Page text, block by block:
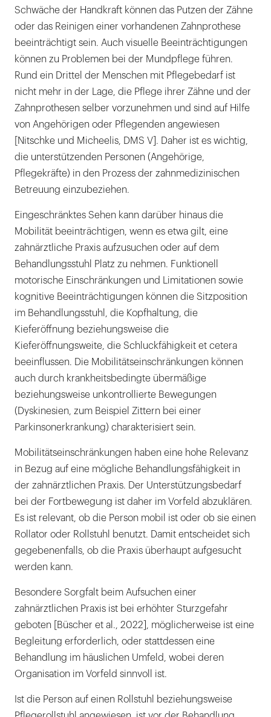
Schwäche der Handkraft können das Putzen der Zähne
oder das Reinigen einer vorhandenen Zahnprothese
beeinträchtigt sein. Auch visuelle Beeinträchtigungen
können zu Problemen bei der Mundpflege führen.
Rund ein Drittel der Menschen mit Pflegebedarf ist
nicht mehr in der Lage, die Pflege ihrer Zähne und der
Zahnprothesen selber vorzunehmen und sind auf Hilfe
von Angehörigen oder Pflegenden angewiesen
[Nitschke und Micheelis, DMS V]. Daher ist es wichtig,
die unterstützenden Personen (Angehörige,
Pflegekräfte) in den Prozess der zahnmedizinischen
Betreuung einzubeziehen.
Eingeschränktes Sehen kann darüber hinaus die
Mobilität beeinträchtigen, wenn es etwa gilt, eine
zahnärztliche Praxis aufzusuchen oder auf dem
Behandlungsstuhl Platz zu nehmen. Funktionell
motorische Einschränkungen und Limitationen sowie
kognitive Beeinträchtigungen können die Sitzposition
im Behandlungsstuhl, die Kopfhaltung, die
Kieferöffnung beziehungsweise die
Kieferöffnungsweite, die Schluckfähigkeit et cetera
beeinflussen. Die Mobilitätseinschränkungen können
auch durch krankheitsbedingte übermäßige
beziehungsweise unkontrollierte Bewegungen
(Dyskinesien, zum Beispiel Zittern bei einer
Parkinsonerkrankung) charakterisiert sein.
Mobilitätseinschränkungen haben eine hohe Relevanz
in Bezug auf eine mögliche Behandlungsfähigkeit in
der zahnärztlichen Praxis. Der Unterstützungsbedarf
bei der Fortbewegung ist daher im Vorfeld abzuklären.
Es ist relevant, ob die Person mobil ist oder ob sie einen
Rollator oder Rollstuhl benutzt. Damit entscheidet sich
gegebenenfalls, ob die Praxis überhaupt aufgesucht
werden kann.
Besondere Sorgfalt beim Aufsuchen einer
zahnärztlichen Praxis ist bei erhöhter Sturzgefahr
geboten [Büscher et al., 2022], möglicherweise ist eine
Begleitung erforderlich, oder stattdessen eine
Behandlung im häuslichen Umfeld, wobei deren
Organisation im Vorfeld sinnvoll ist.
Ist die Person auf einen Rollstuhl beziehungsweise